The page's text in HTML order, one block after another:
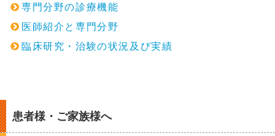
専門分野の診療機能
医師紹介と専門分野
臨床研究・治験の状況及び実績
患者様・ご家族様へ